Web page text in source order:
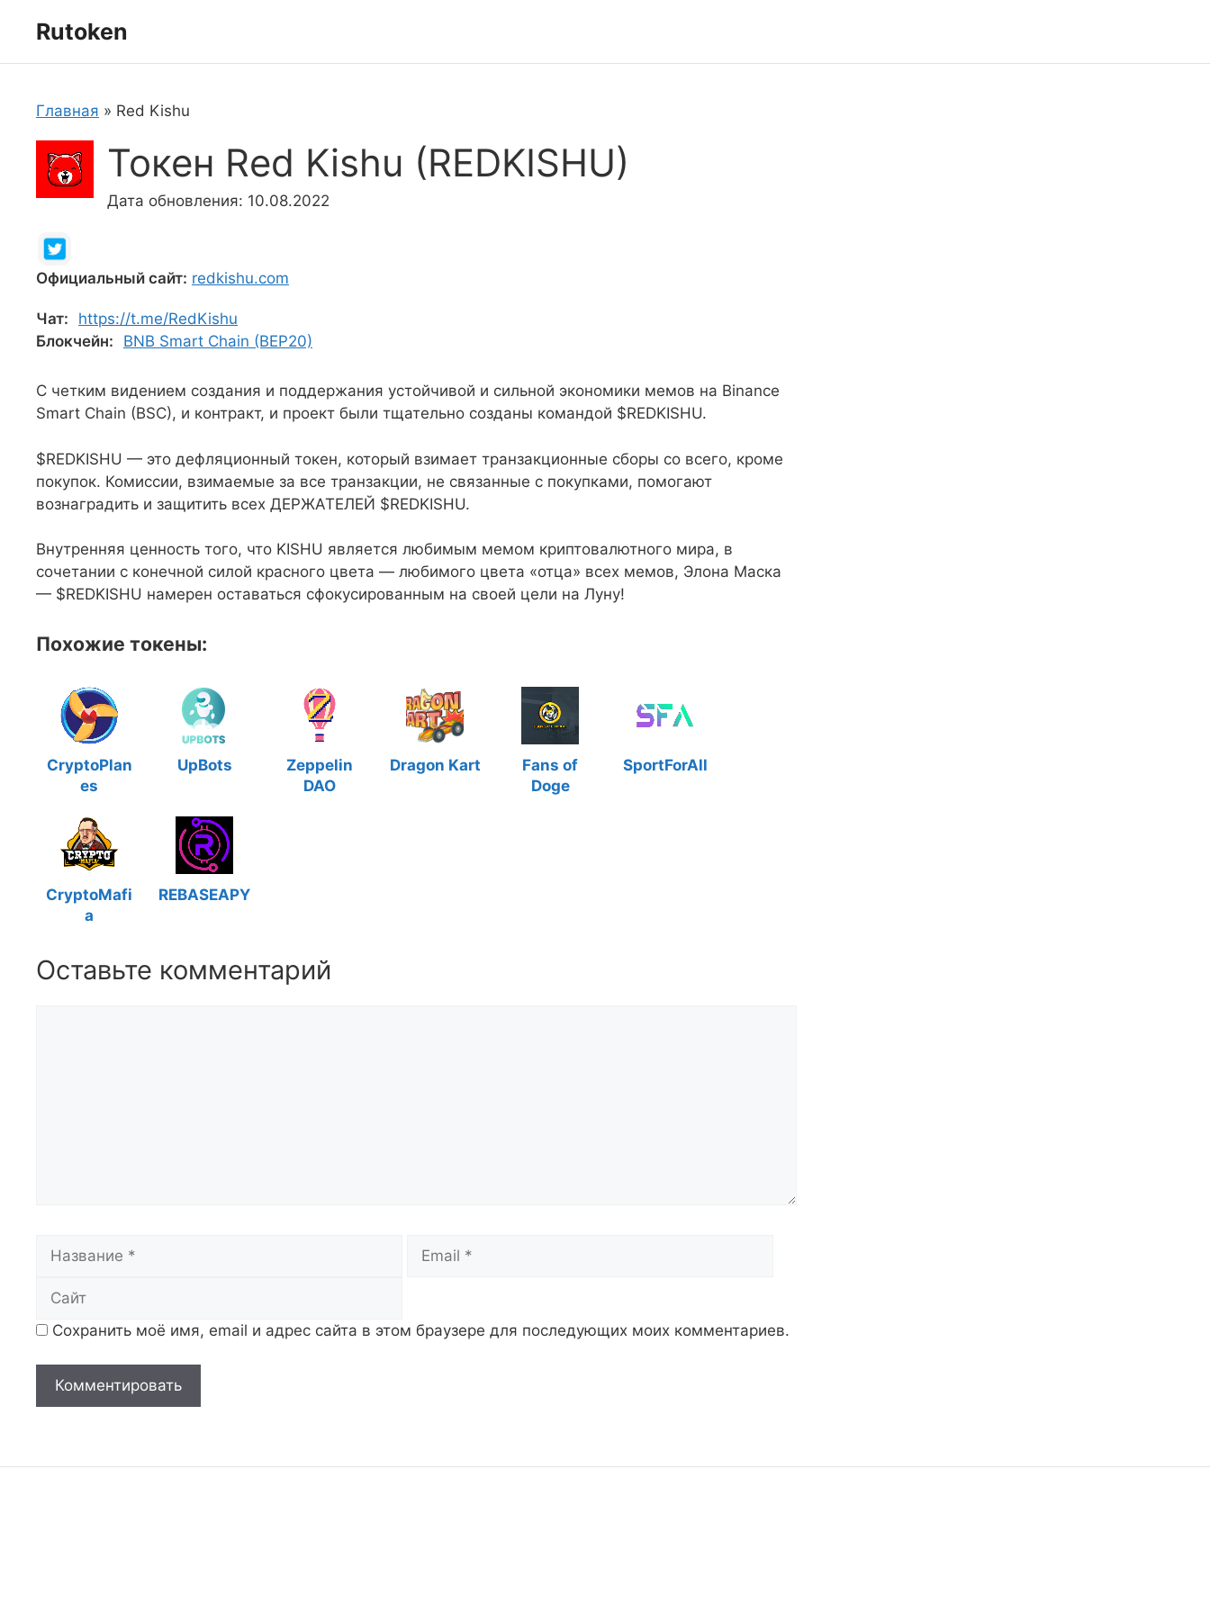
Rutoken
Главная » Red Kishu
Токен Red Kishu (REDKISHU)
Дата обновления: 10.08.2022
Официальный сайт: redkishu.com
Чат:
https://t.me/RedKishu
Блокчейн:
BNB Smart Chain (BEP20)
С четким видением создания и поддержания устойчивой и сильной экономики мемов на Binance
Smart Chain (BSC), и контракт, и проект были тщательно созданы командой $REDKISHU.
$REDKISHU — это дефляционный токен, который взимает транзакционные сборы со всего, кроме
покупок. Комиссии, взимаемые за все транзакции, не связанные с покупками, помогают
вознаградить и защитить всех ДЕРЖАТЕЛЕЙ $REDKISHU.
Внутренняя ценность того, что KISHU является любимым мемом криптовалютного мира, в
сочетании с конечной силой красного цвета — любимого цвета «отца» всех мемов, Элона Маска
— $REDKISHU намерен оставаться сфокусированным на своей цели на Луну!
Похожие токены:
CryptoPlan
es
UpBots
Zeppelin
DAO
Dragon Kart
Fans of
Doge
SportForAll
CryptoMafi
a
REBASEAPY
Оставьте комментарий
Сохранить моё имя, email и адрес сайта в этом браузере для последующих моих комментариев.